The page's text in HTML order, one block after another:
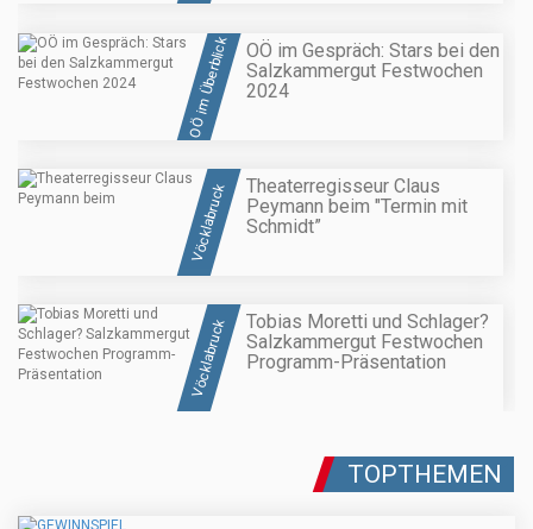
OÖ im Überblick
OÖ im Gespräch: Stars bei den
Salzkammergut Festwochen
2024
Vöcklabruck
Theaterregisseur Claus
Peymann beim "Termin mit
Schmidt”
Vöcklabruck
Tobias Moretti und Schlager?
Salzkammergut Festwochen
Programm-Präsentation
TOPTHEMEN